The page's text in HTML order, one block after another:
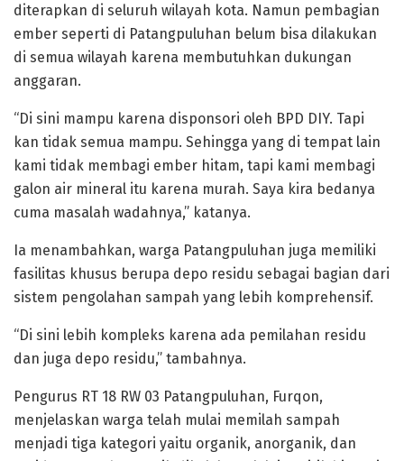
diterapkan di seluruh wilayah kota. Namun pembagian
ember seperti di Patangpuluhan belum bisa dilakukan
di semua wilayah karena membutuhkan dukungan
anggaran.
“Di sini mampu karena disponsori oleh BPD DIY. Tapi
kan tidak semua mampu. Sehingga yang di tempat lain
kami tidak membagi ember hitam, tapi kami membagi
galon air mineral itu karena murah. Saya kira bedanya
cuma masalah wadahnya,” katanya.
Ia menambahkan, warga Patangpuluhan juga memiliki
fasilitas khusus berupa depo residu sebagai bagian dari
sistem pengolahan sampah yang lebih komprehensif.
“Di sini lebih kompleks karena ada pemilahan residu
dan juga depo residu,” tambahnya.
Pengurus RT 18 RW 03 Patangpuluhan, Furqon,
menjelaskan warga telah mulai memilah sampah
menjadi tiga kategori yaitu organik, anorganik, dan